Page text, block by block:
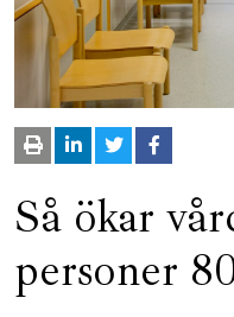
Så ökar
personer